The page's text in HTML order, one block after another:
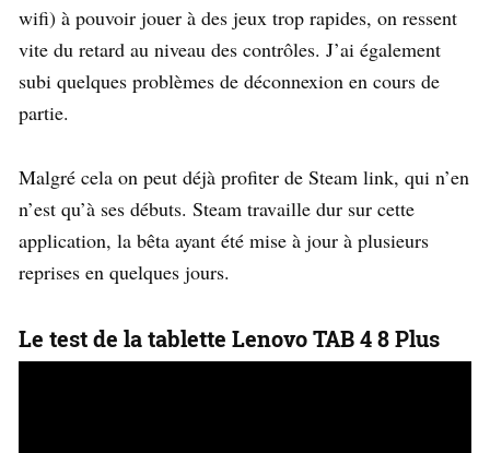
wifi) à pouvoir jouer à des jeux trop rapides, on ressent
vite du retard au niveau des contrôles. J’ai également
subi quelques problèmes de déconnexion en cours de
partie.
Malgré cela on peut déjà profiter de Steam link, qui n’en
n’est qu’à ses débuts. Steam travaille dur sur cette
application, la bêta ayant été mise à jour à plusieurs
reprises en quelques jours.
Le test de la tablette Lenovo TAB 4 8 Plus